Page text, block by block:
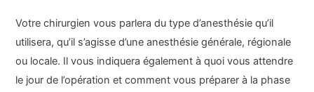
Votre chirurgien vous parlera du type d’anesthésie qu’il
utilisera, qu’il s’agisse d’une anesthésie générale, régionale
ou locale. Il vous indiquera également à quoi vous attendre
le jour de l’opération et comment vous préparer à la phase